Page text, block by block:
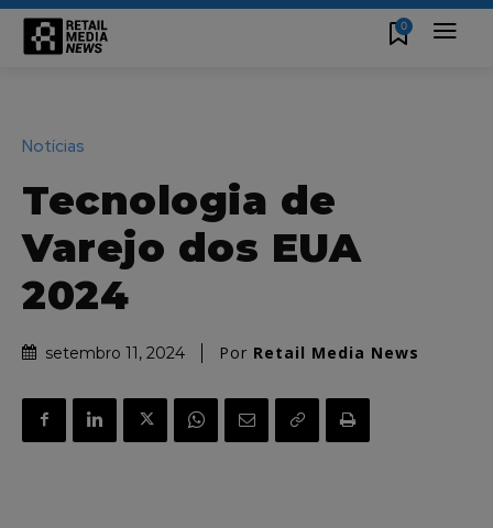
0
Notícias
Tecnologia de
Varejo dos EUA
2024
setembro 11, 2024 Por Retail Media News